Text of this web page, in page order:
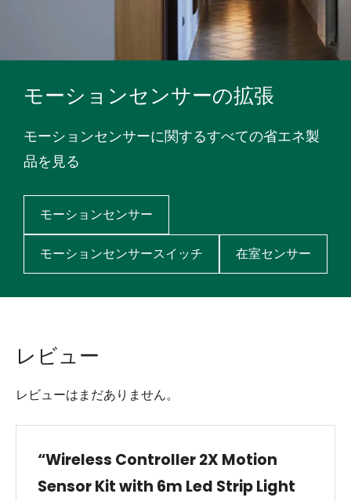
モーションセンサーの拡張
モーションセンサーに関するすべての省エネ製
品を見る
モーションセンサー
モーションセンサースイッチ 在室センサー
レビュー
レビューはまだありません。
“Wireless Controller 2X Motion
Sensor Kit with 6m Led Strip Light